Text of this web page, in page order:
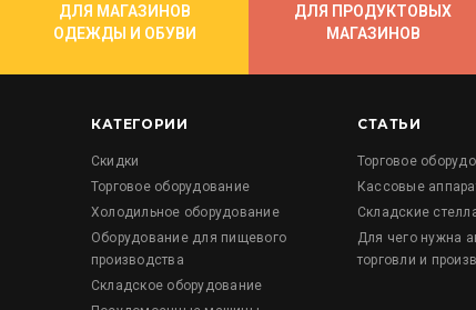
ДЛЯ МАГАЗИНОВ
ОДЕЖДЫ И ОБУВИ
ДЛЯ ПРОДУКТОВЫХ
МАГАЗИНОВ
КАТЕГОРИИ
Скидки
Торговое оборудование
Холодильное оборудование
Оборудование для пищевого
производства
Складское оборудование
СТАТЬИ
Торговое
Кассовые
Складские
Для чего нужна
торговли и